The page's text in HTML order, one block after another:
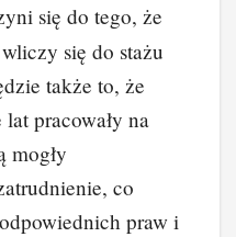
się do tego, że
się do stażu
także to, że
pracowały na
mogły
co
praw i